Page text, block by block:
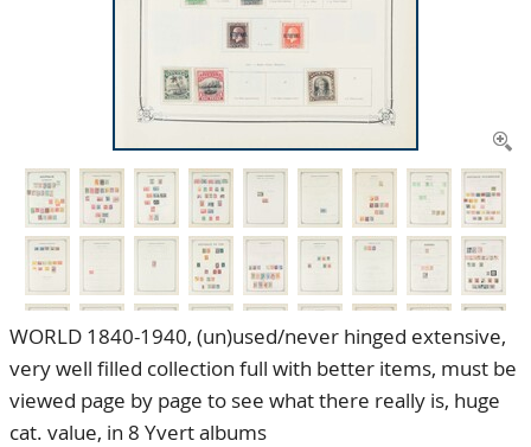
WORLD 1840-1940, (un)used/never hinged extensive,
very well filled collection full with better items, must be
viewed page by page to see what there really is, huge
cat. value, in 8 Yvert albums